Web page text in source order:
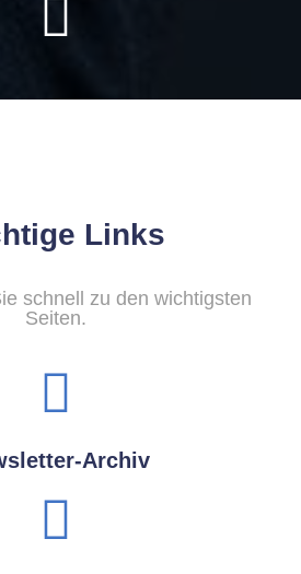
Links
schnell zu den wichtigsten
Seiten.
Archiv